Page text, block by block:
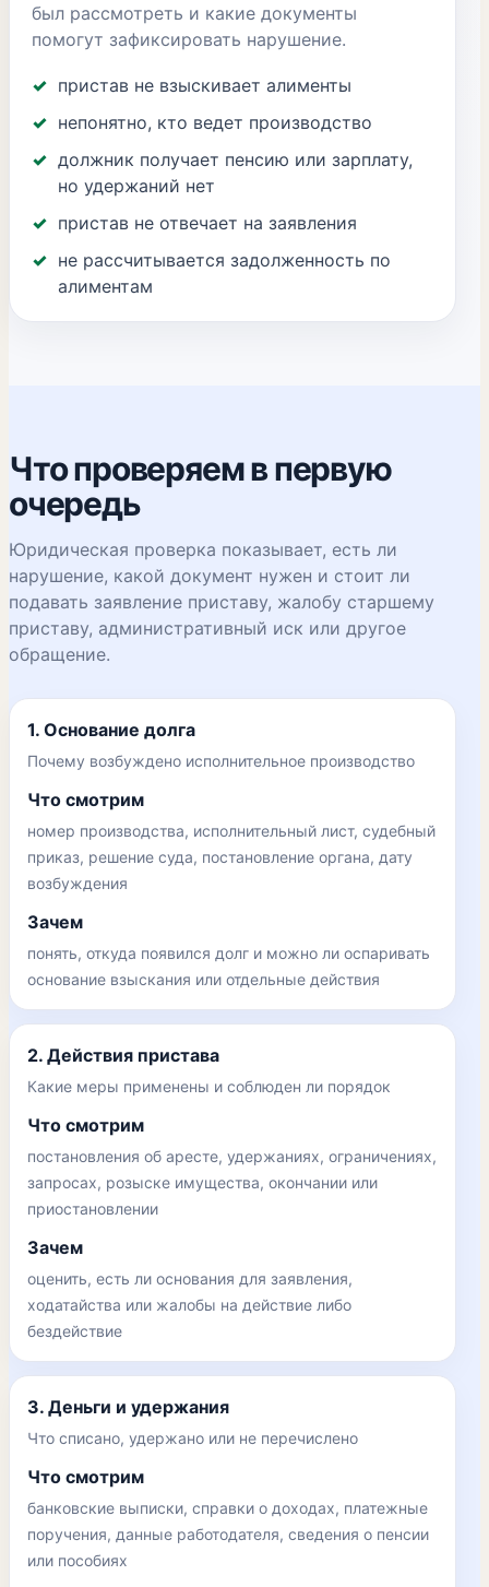
был рассмотреть и какие документы
помогут зафиксировать нарушение.
пристав не взыскивает алименты
непонятно, кто ведет производство
должник получает пенсию или зарплату,
но удержаний нет
пристав не отвечает на заявления
не рассчитывается задолженность по
алиментам
Что проверяем в первую
очередь
Юридическая проверка показывает, есть ли
нарушение, какой документ нужен и стоит ли
подавать заявление приставу, жалобу старшему
приставу, административный иск или другое
обращение.
1. Основание долга
Почему возбуждено исполнительное производство
Что смотрим
номер производства, исполнительный лист, судебный
приказ, решение суда, постановление органа, дату
возбуждения
Зачем
понять, откуда появился долг и можно ли оспаривать
основание взыскания или отдельные действия
2. Действия пристава
Какие меры применены и соблюден ли порядок
Что смотрим
постановления об аресте, удержаниях, ограничениях,
запросах, розыске имущества, окончании или
приостановлении
Зачем
оценить, есть ли основания для заявления,
ходатайства или жалобы на действие либо
бездействие
3. Деньги и удержания
Что списано, удержано или не перечислено
Что смотрим
банковские выписки, справки о доходах, платежные
поручения, данные работодателя, сведения о пенсии
или пособиях